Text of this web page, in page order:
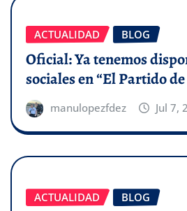
ACTUALIDAD BLOG
Oficial: Ya tenemos
sociales en “El Partido
manulopezfdez Jul 7,
ACTUALIDAD BLOG